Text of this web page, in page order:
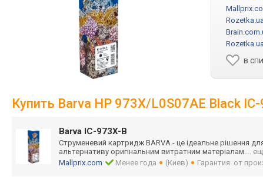
Rozetka.ua
Rozetka.ua
в
Купить Barva HP 973X/L0S07AE Black
Barva IC-973X-B
Струменевий картридж BARVA - це ідеальне рішення
альтернативу оригінальним витратним матеріалам....
Mallprix.com
Менее года (Киев) Гарантия: от